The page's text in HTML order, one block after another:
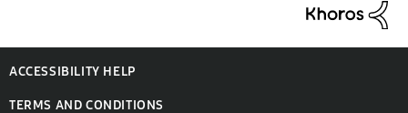
ACCESSIBILITY HELP
TERMS AND CONDITIONS